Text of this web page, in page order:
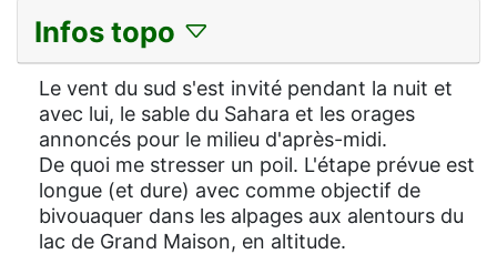
Infos topo
Le vent du sud s'est invité pendant la nuit et
avec lui, le sable du Sahara et les orages
annoncés pour le milieu d'après-midi.
De quoi me stresser un poil. L'étape prévue est
longue (et dure) avec comme objectif de
bivouaquer dans les alpages aux alentours du
lac de Grand Maison, en altitude.